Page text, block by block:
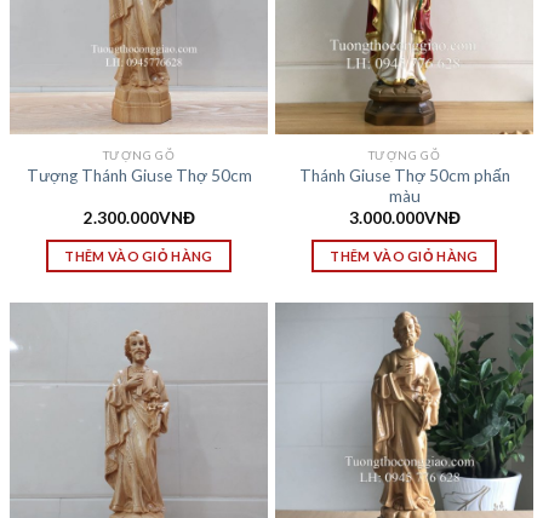
TƯỢNG GỖ
Tượng Thánh Giuse Thợ 50cm
2.300.000VNĐ
THÊM VÀO GIỎ HÀNG
TƯỢNG GỖ
Thánh Giuse Thợ 50cm phấn
màu
3.000.000VNĐ
THÊM VÀO GIỎ HÀNG